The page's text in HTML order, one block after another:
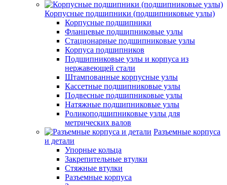
Корпусные подшипники (подшипниковые узлы)
Корпусные подшипники
Фланцевые подшипниковые узлы
Стационарные подшипниковые узлы
Корпуса подшипников
Подшипниковые узлы и корпуса из
нержавеющей стали
Штампованные корпусные узлы
Кассетные подшипниковые узлы
Подвесные подшипниковые узлы
Натяжные подшипниковые узлы
Роликоподшипниковые узлы для
метрических валов
Разъемные корпуса
и детали
Упорные кольца
Закрепительные втулки
Стяжные втулки
Разъемные корпуса